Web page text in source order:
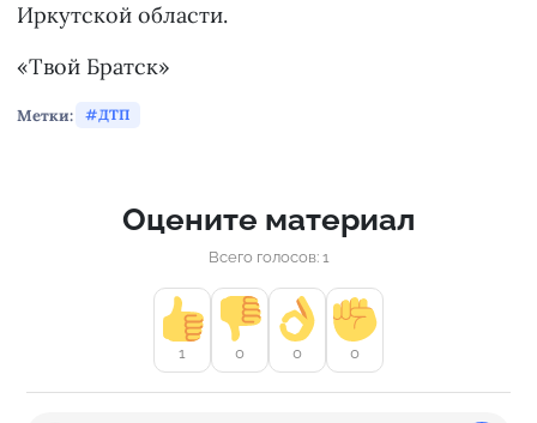
Иркутской области.
«Твой Братск»
Метки: ДТП
Оцените материал
Всего голосов: 1
1 0 0 0